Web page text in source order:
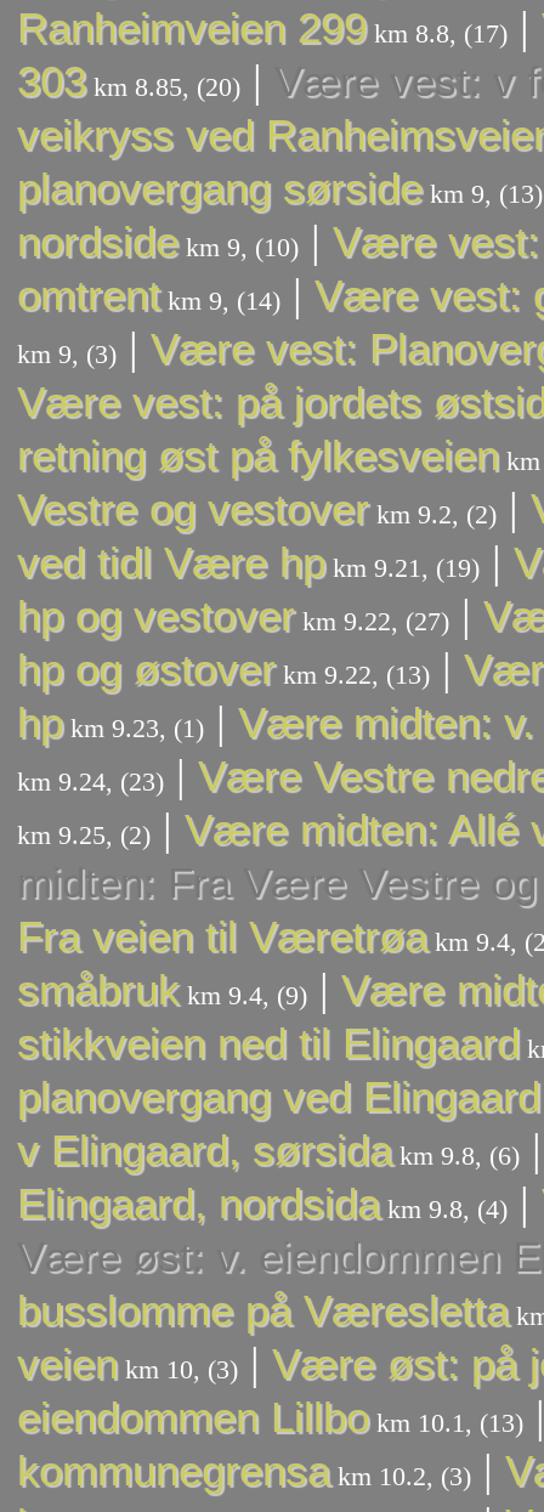
Ranheimveien 299km 8.8, (17) |
303km 8.85, (20) | Være vest: v
veikryss ved
planovergang sørsidekm 9, (13)
nordsidekm 9, (10) | Være
omtrentkm 9, (14) | Være vest:
km 9, (3) | Være vest:
Være vest: på jordets
retning øst på fylkesveien
Vestre og vestoverkm 9.2, (2) |
ved tidl Være hpkm 9.21, (19) |
hp og vestoverkm 9.22, (27) |
hp og østoverkm 9.22, (13) |
hpkm 9.23, (1) | Være midten: v.
km 9.24, (23) | Være Vestre
km 9.25, (2) | Være midten: Allé
midten: Fra Være Vestre
Fra veien til Væretrøakm 9.4,
småbrukkm 9.4, (9) | Være
stikkveien ned til Elingaard
planovergang ved Elingaard
v Elingaard, sørsidakm 9.8, (6)
Elingaard, nordsidakm 9.8, (4) |
Være øst: v. eiendommen
busslomme på Væresletta
veien km 10, (3) | Være øst: på
eiendommen Lillbokm 10.1, (13)
kommunegrensakm 10.2, (3) |